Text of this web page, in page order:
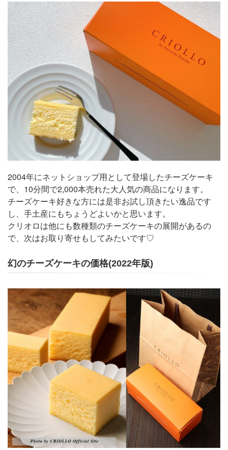
2004年にネットショップ用として登場したチーズケーキ
で、10分間で2,000本売れた大人気の商品になります。
チーズケーキ好きな方には是非お試し頂きたい逸品です
し、手土産にもちょうどよいかと思います。
クリオロは他にも数種類のチーズケーキの展開があるの
で、次はお取り寄せもしてみたいです♡
幻のチーズケーキの価格(2022年版)